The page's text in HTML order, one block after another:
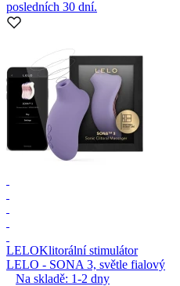
posledních 30 dní.
LELOKlitorální stimulátor
LELO - SONA 3, světle fialový
Na skladě: 1-2 dny